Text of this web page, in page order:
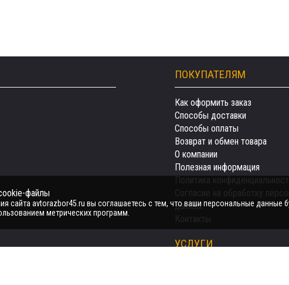
ПОКУПАТЕЛЯМ
Как оформить заказ
Способы доставки
Способы оплаты
Возврат и обмен товара
О компании
Полезная информация
данных
УСЛУГИ
файлы
сайта avtorazbor45.ru вы соглашаетесь с тем, что ваши персональные данные
метрических программ.